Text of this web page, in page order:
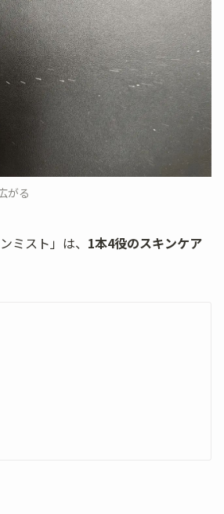
がる
ミスト」は、 1本4役のスキンケア